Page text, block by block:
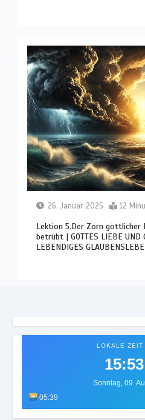
26. Januar 2025 12
Lektion 5.Der Zorn göttlicher
betrübt | GOTTES LIEBE UND
LEBENDIGES
LOKALE ZEIT
Sonntag, 09.
05:39